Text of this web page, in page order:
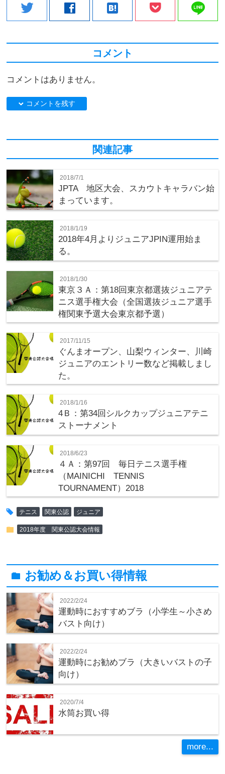
twitter facebook hatenabookmark line
コメント
コメントはありません。
down コメントを残す
関連記事
2018/7/1
JPTA 地区大会、スカウトキャラバン始
まっています。
2018/1/19
2018年4月よりジュニアJPIN運用始ま
る。
2018/1/30
東京３Ａ：第18回東京都選抜ジュニアテ
ニス選手権大会（全国選抜ジュニア選手
権関東予選大会東京都予選）
2017/11/15
ぐんまオープン、山梨ウィンター、川崎
ジュニアのエントリー数など掲載しまし
た。
2018/1/16
4Ｂ：第34回シルクカップジュニアテニ
ストーナメント
2018/6/23
４Ａ：第97回 毎日テニス選手権
（MAINICHI TENNIS
TOURNAMENT）2018
tag テニス 関東公認 ジュニア
folder 2018年度 関東公認大会情報
folder お勧め＆お買い得情報
2022/2/24
運動時におすすめブラ（小学生～小さめ
バスト向け）
2022/2/24
運動時にお勧めブラ（大きいバストの子
向け）
2020/7/4
水筒お買い得
more...